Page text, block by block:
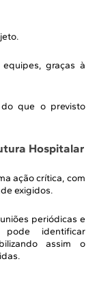
graças à
que o previsto
Hospitalar
ação crítica, com
exigidos.
periódicas e
identificar
assim o